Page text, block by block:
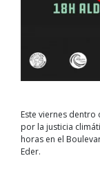
Este viernes
por la justicia
horas en el
Eder.